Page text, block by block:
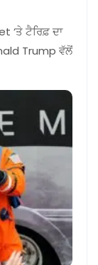
‘ਤੇ ਟੈਰਿਫ਼ ਦਾ
Trump ਵੱਲੋਂ